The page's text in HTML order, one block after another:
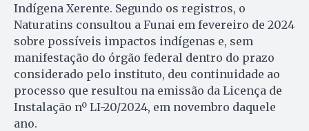
Indígena Xerente. Segundo os registros, o
Naturatins consultou a Funai em fevereiro de 2024
sobre possíveis impactos indígenas e, sem
manifestação do órgão federal dentro do prazo
considerado pelo instituto, deu continuidade ao
processo que resultou na emissão da Licença de
Instalação nº LI-20/2024, em novembro daquele
ano.